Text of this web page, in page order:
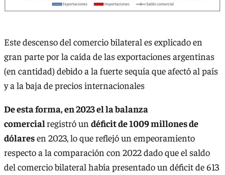
Este descenso del comercio bilateral es explicado en
gran parte por la caída de las exportaciones argentinas
(en cantidad) debido a la fuerte sequía que afectó al país
y a la baja de precios internacionales
De esta forma, en 2023 el la balanza
comercialregistró un déficit de 1009 millones de
dólaresen 2023, lo que reflejó un empeoramiento
respecto a la comparación con 2022 dado que el saldo
del comercio bilateral había presentado un déficit de 613